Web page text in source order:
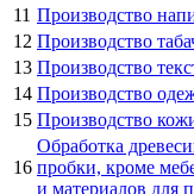
11 Производство
12 Производство
13 Производство
14 Производство
15 Производство
16
Обработка
пробки, кроме
и материалов для